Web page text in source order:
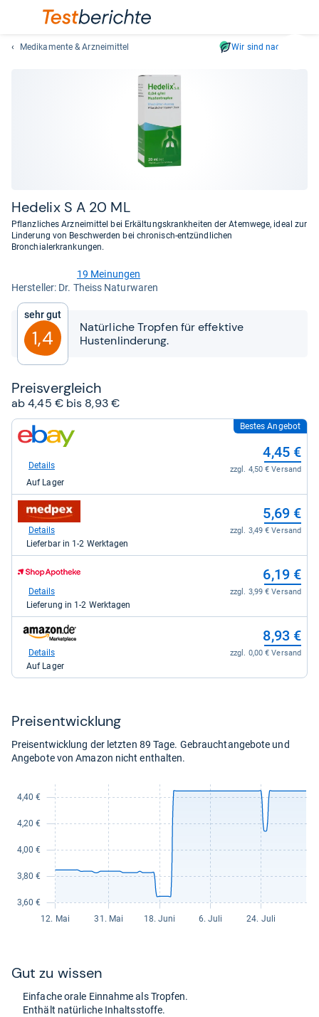
und
Medikamente & Arzneimittel Wir sind nachhaltig
Hede­lix S A 20 ML
Pflanzliches Arzneimittel bei Erkältungskrankheiten der Atemwege, ideal zur
Linderung von Beschwerden bei chronisch-entzündlichen
Bronchialerkrankungen.
von
Sternen
19 Meinungen
Her­stel­ler: Dr. Theiss Naturwaren
Sehr gut
1,4
Natürliche Tropfen für effektive
Hustenlinderung.
Preis­ver­gleich
ab 4,45 € bis 8,93 €
zum
Shop:
eBay
4,45
kaufen.
Bestes Angebot
4,45 €
zzgl. 4,50 € Versand
Details
Auf Lager
zum
Shop:
medpex
kaufen.
5,69 €
zzgl. 3,49 € Versand
Details
Lieferbar in 1-2 Werktagen
zum
Shop:
Shop
für
kaufen.
6,19 €
zzgl. 3,99 € Versand
Details
Lieferung in 1-2 Werktagen
zum
Shop:
Amazon.de
8,93 €
zzgl. 0,00 € Versand
Details
Auf Lager
Preis­ent­wick­lung
Preisentwicklung der letzten 89 Tage. Gebrauchtangebote und
Angebote von Amazon nicht enthalten.
Gut zu wis­sen
Ein­fa­che orale Ein­nahme als Trop­fen.
Ent­hält natür­li­che Inhaltss­toffe.